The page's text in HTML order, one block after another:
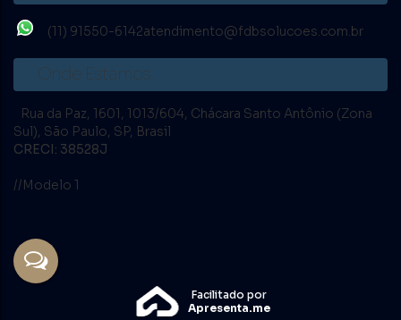
(11) 91550-6142atendimento@fdbsolucoes.com.br
Onde Estamos
Rua da Paz, 1601, 1013/604, Chácara Santo Antônio (Zona
Sul), São Paulo, SP, Brasil
CRECI: 38528J
//Modelo 1